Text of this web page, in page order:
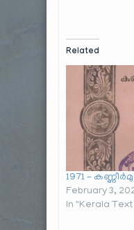
Related
1971 –
February 3,
In "Kerala